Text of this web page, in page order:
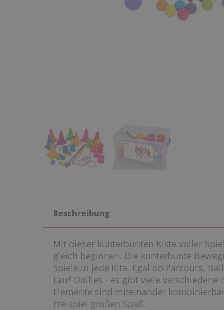
Beschreibung
Mit dieser kunterbunten Kiste voller
gleich beginnen. Die kunterbunte
Spiele in jede Kita. Egal ob Parcours,
Lauf-Dollies - es gibt viele verschiedene
Elemente sind miteinander
Freispiel großen Spaß.